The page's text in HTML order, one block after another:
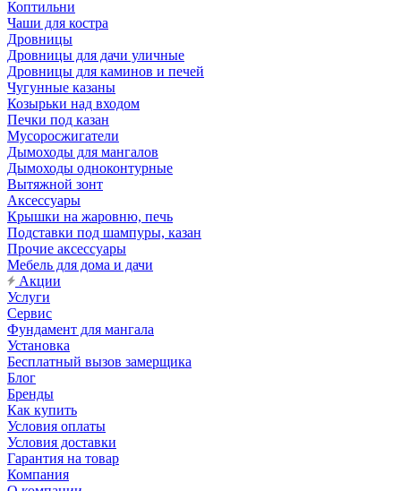
Коптильни
Чаши для костра
Дровницы
Дровницы для дачи уличные
Дровницы для каминов и печей
Чугунные казаны
Козырьки над входом
Печки под казан
Мусоросжигатели
Дымоходы для мангалов
Дымоходы одноконтурные
Вытяжной зонт
Аксессуары
Крышки на жаровню, печь
Подставки под шампуры, казан
Прочие аксессуары
Мебель для дома и дачи
Акции
Услуги
Сервис
Фундамент для мангала
Установка
Бесплатный вызов замерщика
Блог
Бренды
Как купить
Условия оплаты
Условия доставки
Гарантия на товар
Компания